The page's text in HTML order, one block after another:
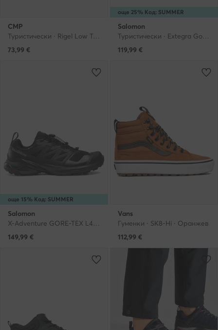
CMP
Туристически · Rigel Low Trekking Shoes Wp 3Q13247 · Кафяв
73,99 €
още 25% Код: SUMMER
Salomon
Туристически · Extegra Gore-Tex L47768800 · Сив
119,99 €
още 15% Код: SUMMER
Salomon
X-Adventure GORE-TEX L47321100 · Маратонки за бягане
149,99 €
Vans
Гуменки · SK8-Hi · Оранжев
112,99 €